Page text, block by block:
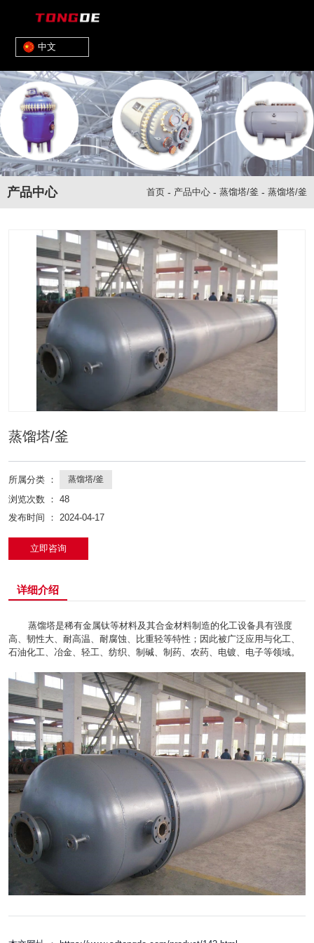
中文
产品中心 首页 - 产品中心 - 蒸馏塔/釜 - 蒸馏塔/釜
蒸馏塔/釜
所属分类 ： 蒸馏塔/釜
浏览次数 ： 48
发布时间 ： 2024-04-17
立即咨询
详细介绍
蒸馏塔是稀有金属钛等材料及其合金材料制造的化工设备具有强度
高、韧性大、耐高温、耐腐蚀、比重轻等特性；因此被广泛应用与化工、
石油化工、冶金、轻工、纺织、制碱、制药、农药、电镀、电子等领域。